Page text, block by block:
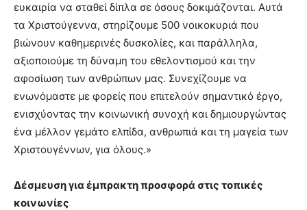
ευκαιρία να σταθεί δίπλα σε όσους δοκιμάζονται. Αυτά
τα Χριστούγεννα, στηρίζουμε 500 νοικοκυριά που
βιώνουν καθημερινές δυσκολίες, και παράλληλα,
αξιοποιούμε τη δύναμη του εθελοντισμού και την
αφοσίωση των ανθρώπων μας. Συνεχίζουμε να
ενωνόμαστε με φορείς που επιτελούν σημαντικό έργο,
ενισχύοντας την κοινωνική συνοχή και δημιουργώντας
ένα μέλλον γεμάτο ελπίδα, ανθρωπιά και τη μαγεία των
Χριστουγέννων, για όλους.»
Δέσμευση για έμπρακτη προσφορά στις τοπικές
κοινωνίες